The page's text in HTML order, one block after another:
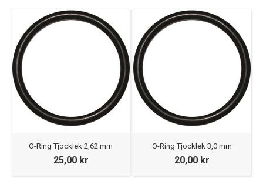
O-Ring Tjocklek 2,62 mm
25,00 kr
O-Ring Tjocklek 3,0 mm
20,00 kr